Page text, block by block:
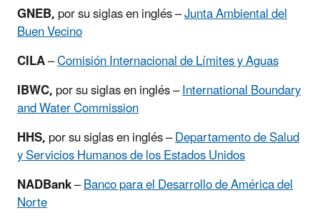
GNEB,por su siglas en inglés –Junta Ambiental del
Buen Vecino
CILA–Comisión Internacional de Límites y Aguas
IBWC,por su siglas en inglés –International Boundary
and Water Commission
HHS,por su siglas en inglés –Departamento de Salud
y Servicios Humanos de los Estados Unidos
NADBank–Banco para el Desarrollo de América del
Norte